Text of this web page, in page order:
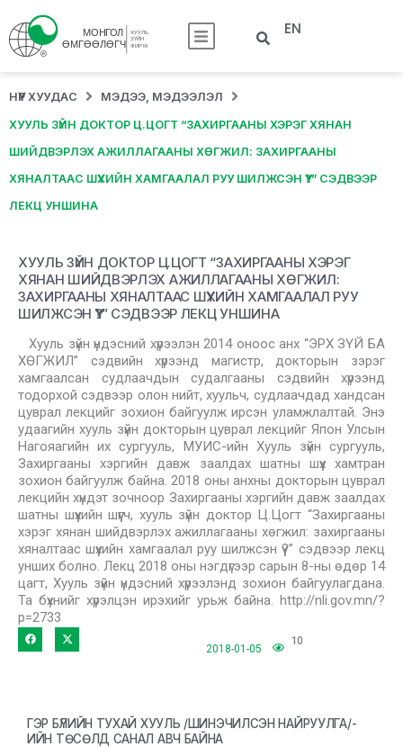
EN
НҮҮР ХУУДАС МЭДЭЭ, МЭДЭЭЛЭЛ
ХУУЛЬ ЗҮЙН ДОКТОР Ц.ЦОГТ “ЗАХИРГААНЫ ХЭРЭГ ХЯНАН
ШИЙДВЭРЛЭХ АЖИЛЛАГААНЫ ХӨГЖИЛ: ЗАХИРГААНЫ
ХЯНАЛТААС ШҮҮХИЙН ХАМГААЛАЛ РУУ ШИЛЖСЭН ҮҮ?” СЭДВЭЭР
ЛЕКЦ УНШИНА
ХУУЛЬ ЗҮЙН ДОКТОР Ц.ЦОГТ “ЗАХИРГААНЫ ХЭРЭГ
ХЯНАН ШИЙДВЭРЛЭХ АЖИЛЛАГААНЫ ХӨГЖИЛ:
ЗАХИРГААНЫ ХЯНАЛТААС ШҮҮХИЙН ХАМГААЛАЛ РУУ
ШИЛЖСЭН ҮҮ?” СЭДВЭЭР ЛЕКЦ УНШИНА
Хууль зүйн үндэсний хүрээлэн 2014 оноос анх “ЭРХ ЗҮЙ БА
ХӨГЖИЛ” сэдвийн хүрээнд магистр, докторын зэрэг
хамгаалсан судлаачдын судалгааны сэдвийн хүрээнд
тодорхой сэдвээр олон нийт, хуульч, судлаачдад хандсан
цуврал лекцийг зохион байгуулж ирсэн уламжлалтай. Энэ
удаагийн хууль зүйн докторын цуврал лекцийг Япон Улсын
Нагояагийн их сургууль, МУИС-ийн Хууль зүйн сургууль,
Захиргааны хэргийн давж заалдах шатны шүүх хамтран
зохион байгуулж байна. 2018 оны анхны докторын цуврал
лекцийн хүндэт зочноор Захиргааны хэргийн давж заалдах
шатны шүүхийн шүүгч, хууль зүйн доктор Ц.Цогт “Захиргааны
хэрэг хянан шийдвэрлэх ажиллагааны хөгжил: захиргааны
хяналтаас шүүхийн хамгаалал руу шилжсэн үү?” сэдвээр лекц
унших болно. Лекц 2018 оны нэгдүгээр сарын 8-ны өдөр 14
цагт, Хууль зүйн үндэсний хүрээлэнд зохион байгуулагдана.
Та бүхнийг хүрэлцэн ирэхийг урьж байна. http://nli.gov.mn/?
p=2733
2018-01-05
10
ГЭР БҮЛИЙН ТУХАЙ ХУУЛЬ /ШИНЭЧИЛСЭН НАЙРУУЛГА/-
ИЙН ТӨСӨЛД САНАЛ АВЧ БАЙНА